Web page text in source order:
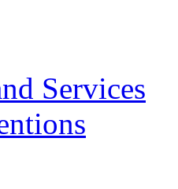
Services